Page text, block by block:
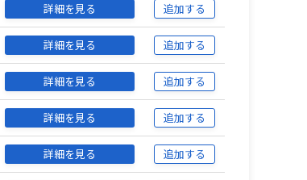
詳細を見る 追加する
詳細を見る 追加する
詳細を見る 追加する
詳細を見る 追加する
詳細を見る 追加する